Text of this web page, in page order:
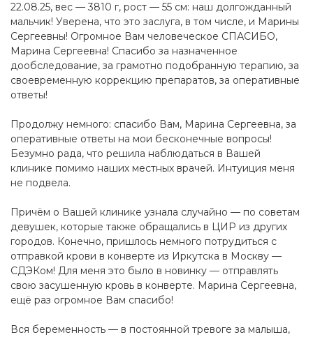
22.08.25, вес — 3810 г, рост — 55 см: наш долгожданный
мальчик! Уверена, что это заслуга, в том числе, и Марины
Сергеевны! Огромное Вам человеческое СПАСИБО,
Марина Сергеевна! Спасибо за назначенное
дообследование, за грамотно подобранную терапию, за
своевременную коррекцию препаратов, за оперативные
ответы!
Продолжу немного: спасибо Вам, Марина Сергеевна, за
оперативные ответы на мои бесконечные вопросы!
Безумно рада, что решила наблюдаться в Вашей
клинике помимо наших местных врачей. Интуиция меня
не подвела.
Причём о Вашей клинике узнала случайно — по советам
девушек, которые также обращались в ЦИР из других
городов. Конечно, пришлось немного потрудиться с
отправкой крови в конверте из Иркутска в Москву —
СДЭКом! Для меня это было в новинку — отправлять
свою засушенную кровь в конверте. Марина Сергеевна,
ещё раз огромное Вам спасибо!
Вся беременность — в постоянной тревоге за малыша,